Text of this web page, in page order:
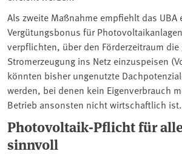
Als zweite Maßnahme empfiehlt das UBA
Vergütungsbonus für
verpflichten, über den Förderzeitraum die
Stromerzeugung ins Netz einzuspeisen
könnten bisher ungenutzte
werden, bei denen kein Eigenverbrauch
Betrieb ansonsten nicht wirtschaftlich ist.
Photovoltaik-Pflicht für
sinnvoll